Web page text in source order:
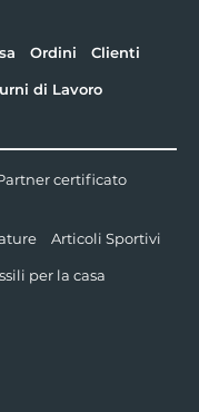
Ordini Clienti
di Lavoro
certificato
Articoli Sportivi
per la casa